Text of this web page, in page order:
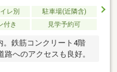
レ別
駐車場(近隣含)
付き 見学予約可
。鉄筋コンクリート4階
へのアクセスも良好。